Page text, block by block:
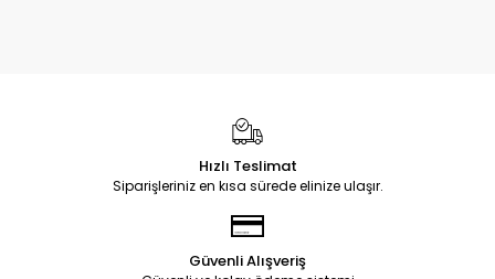
Hızlı Teslimat
Siparişleriniz en kısa sürede elinize ulaşır.
Güvenli Alışveriş